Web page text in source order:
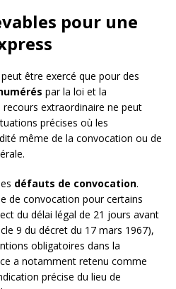
pour une
être exercé que pour des
par la loi et la
extraordinaire ne peut
précises où les
même de la convocation ou de
défauts de convocation.
de convocation pour certains
du délai légal de 21 jours avant
9 du décret du 17 mars 1967),
obligatoires dans la
a notamment retenu comme
précise du lieu de